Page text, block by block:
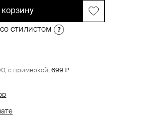
корзину
стилистом
с примеркой, 699 ₽